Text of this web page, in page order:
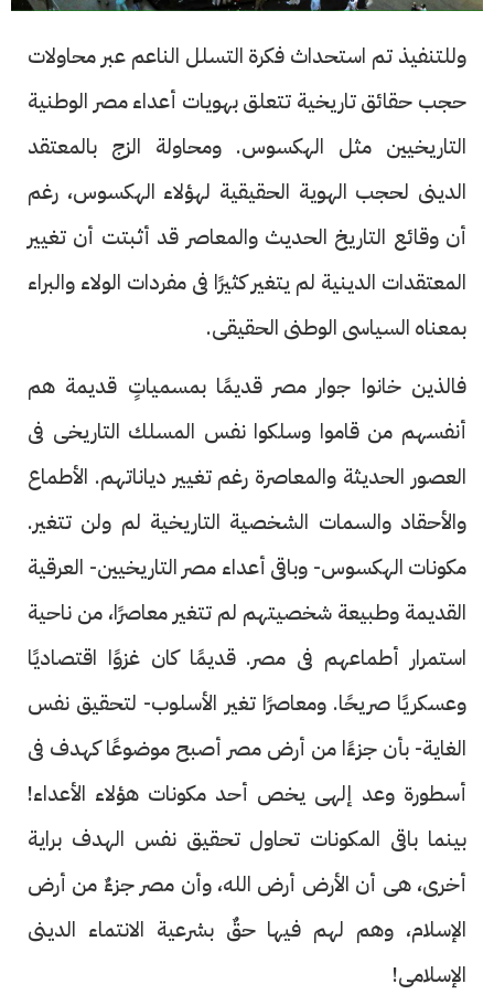
وللتنفيذ تم استحداث فكرة التسلل الناعم عبر محاولات
حجب حقائق تاريخية تتعلق بهويات أعداء مصر الوطنية
التاريخيين مثل الهكسوس. ومحاولة الزج بالمعتقد
الدينى لحجب الهوية الحقيقية لهؤلاء الهكسوس، رغم
أن وقائع التاريخ الحديث والمعاصر قد أثبتت أن تغيير
المعتقدات الدينية لم يتغير كثيرًا فى مفردات الولاء والبراء
بمعناه السياسى الوطنى الحقيقى.
فالذين خانوا جوار مصر قديمًا بمسمياتٍ قديمة هم
أنفسهم من قاموا وسلكوا نفس المسلك التاريخى فى
العصور الحديثة والمعاصرة رغم تغيير دياناتهم. الأطماع
والأحقاد والسمات الشخصية التاريخية لم ولن تتغير.
مكونات الهكسوس- وباقى أعداء مصر التاريخيين- العرقية
القديمة وطبيعة شخصيتهم لم تتغير معاصرًا، من ناحية
استمرار أطماعهم فى مصر. قديمًا كان غزوًا اقتصاديًا
وعسكريًا صريحًا. ومعاصرًا تغير الأسلوب- لتحقيق نفس
الغاية- بأن جزءًا من أرض مصر أصبح موضوعًا كهدف فى
أسطورة وعد إلهى يخص أحد مكونات هؤلاء الأعداء!
بينما باقى المكونات تحاول تحقيق نفس الهدف براية
أخرى، هى أن الأرض أرض الله، وأن مصر جزءٌ من أرض
الإسلام، وهم لهم فيها حقٌ بشرعية الانتماء الدينى
الإسلامى!